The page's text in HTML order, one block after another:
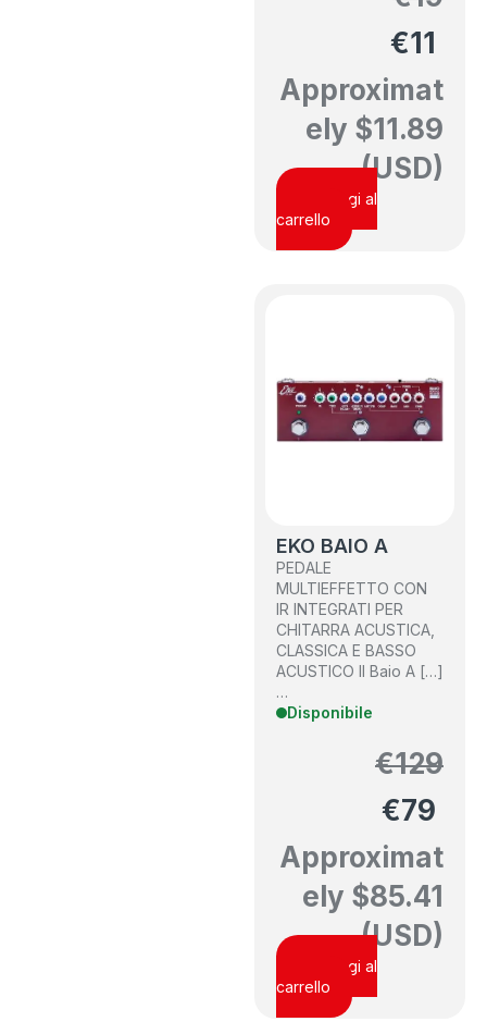
€11
Approximat
ely $11.89
(USD)
Aggiungi al
carrello
EKO BAIO A
PEDALE
MULTIEFFETTO CON
IR INTEGRATI PER
CHITARRA ACUSTICA,
CLASSICA E BASSO
ACUSTICO Il Baio A […]
…
Disponibile
€129
€79
Approximat
ely $85.41
(USD)
Aggiungi al
carrello